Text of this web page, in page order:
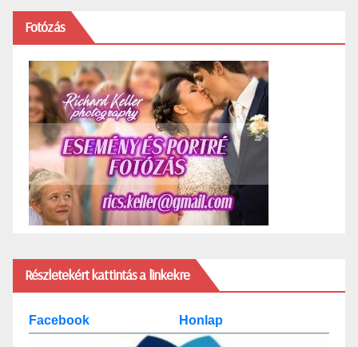
Fotózás
Részletekért kattintás a linkekre
Facebook Honlap